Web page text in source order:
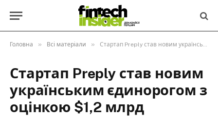
Головна » Всі матеріали » Стартап Preply став новим українським єдинорогом з оцінкою $1,2 млрд
Стартап Preply став новим
українським єдинорогом з
оцінкою $1,2 млрд